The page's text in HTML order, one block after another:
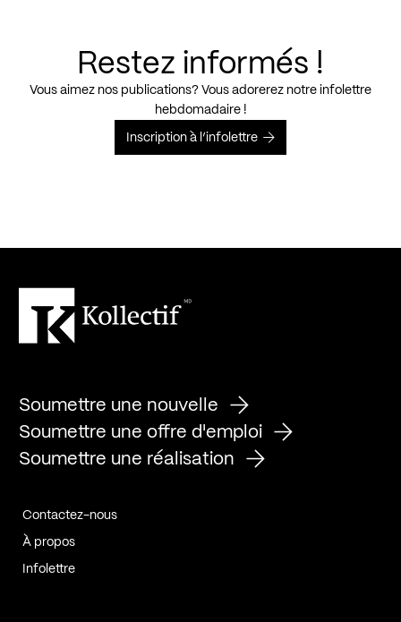
Restez informés !
Vous aimez nos publications? Vous adorerez notre infolettre
hebdomadaire !
Inscription à l’infolettre
Soumettre une nouvelle
Soumettre une offre d'emploi
Soumettre une réalisation
Contactez-nous
À propos
Infolettre